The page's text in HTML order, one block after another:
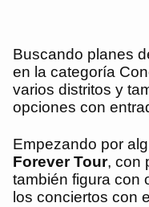
Buscando planes
en la categoría
varios distritos y
opciones con
Empezando por
Forever Tour, con
también figura con
los conciertos con